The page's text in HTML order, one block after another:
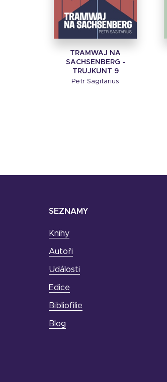
TRAMWAJ NA
SACHSENBERG -
TRUJKUNT 9
Petr Sagitarius
SEZNAMY
Knihy
Autoři
Události
Edice
Bibliofilie
Blog